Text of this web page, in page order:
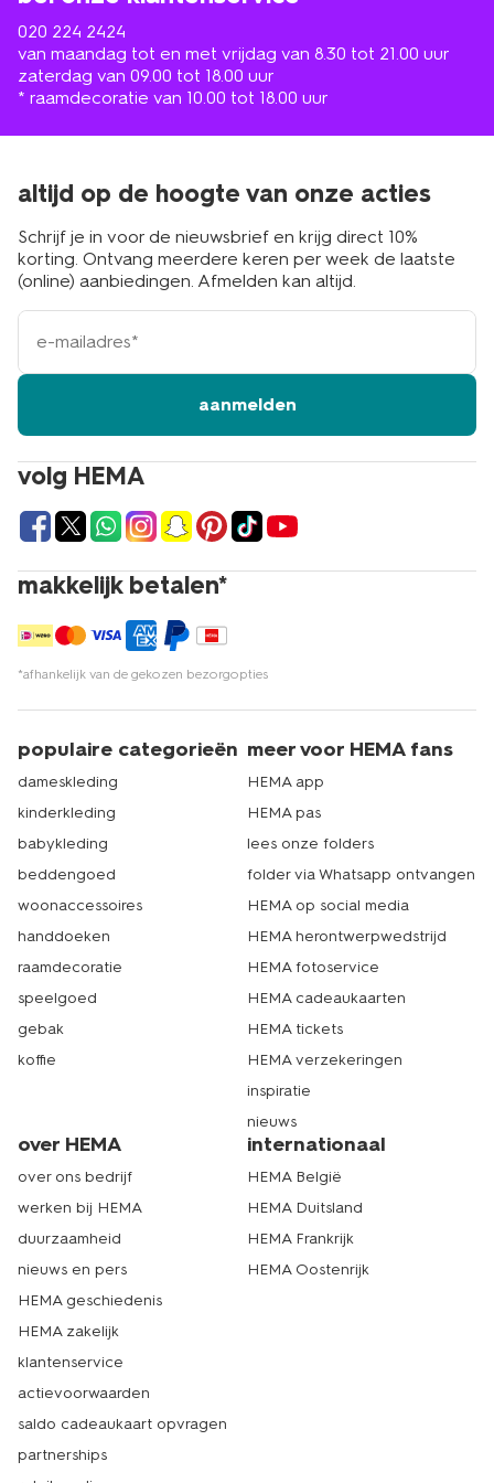
020 224 2424
van maandag tot en met vrijdag van 8.30 tot 21.00 uur
zaterdag van 09.00 tot 18.00 uur
* raamdecoratie van 10.00 tot 18.00 uur
volg HEMA
makkelijk betalen*
*afhankelijk van de gekozen bezorgopties
altijd op de hoogte van onze acties
Schrijf je in voor de nieuwsbrief en krijg direct 10%
korting. Ontvang meerdere keren per week de laatste
(online) aanbiedingen. Afmelden kan altijd.
e-
mailadres
aanmelden
populaire categorieën
dameskleding
kinderkleding
babykleding
beddengoed
woonaccessoires
handdoeken
raamdecoratie
speelgoed
gebak
koffie
meer voor HEMA fans
HEMA app
HEMA pas
lees onze folders
folder via Whatsapp ontvangen
HEMA op social media
HEMA herontwerpwedstrijd
HEMA fotoservice
HEMA cadeaukaarten
HEMA tickets
HEMA verzekeringen
inspiratie
nieuws
over HEMA
over ons bedrijf
werken bij HEMA
duurzaamheid
nieuws en pers
HEMA geschiedenis
HEMA zakelijk
klantenservice
actievoorwaarden
saldo cadeaukaart opvragen
partnerships
internationaal
HEMA België
HEMA Duitsland
HEMA Frankrijk
HEMA Oostenrijk